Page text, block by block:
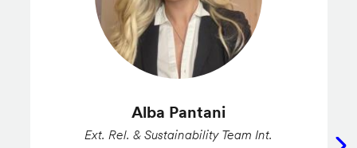
Alba Pantani
Ext. Rel. & Sustainability Team Int.